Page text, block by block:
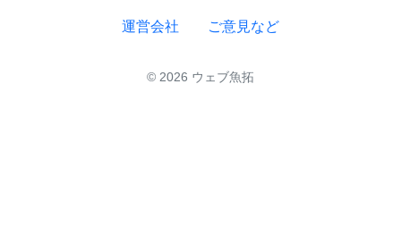
運営会社 ご意見など
© 2026 ウェブ魚拓